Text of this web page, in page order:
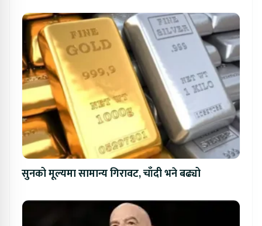
सुनको मूल्यमा सामान्य गिरावट, चाँदी भने बढ्यो